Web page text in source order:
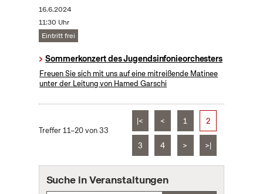
16.6.2024
11:30 Uhr
Eintritt frei
Sommerkonzert des Jugendsinfonieorchesters
Freuen Sie sich mit uns auf eine mitreißende Matinee
unter der Leitung von Hamed Garschi
Treffer 11–20 von 33
|< < 1 2
3 4 > >|
Suche in Veranstaltungen